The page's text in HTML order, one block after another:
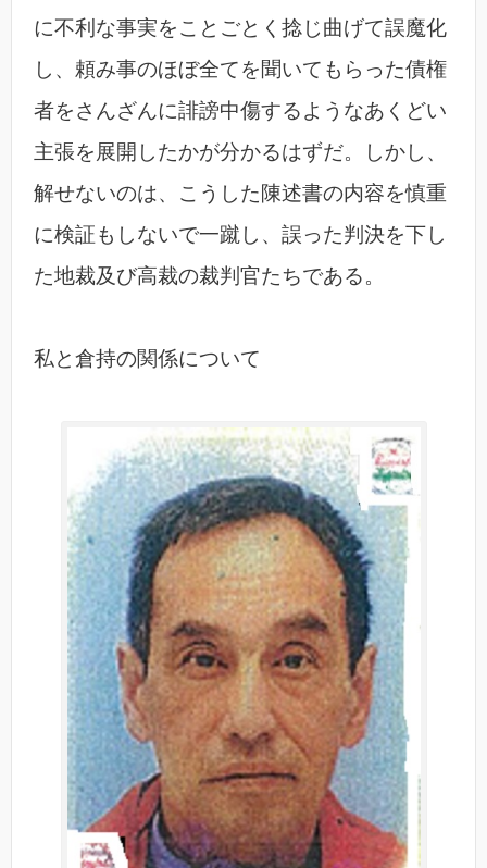
に不利な事実をことごとく捻じ曲げて誤魔化
し、頼み事のほぼ全てを聞いてもらった債権
者をさんざんに誹謗中傷するようなあくどい
主張を展開したかが分かるはずだ。しかし、
解せないのは、こうした陳述書の内容を慎重
に検証もしないで一蹴し、誤った判決を下し
た地裁及び高裁の裁判官たちである。
私と倉持の関係について